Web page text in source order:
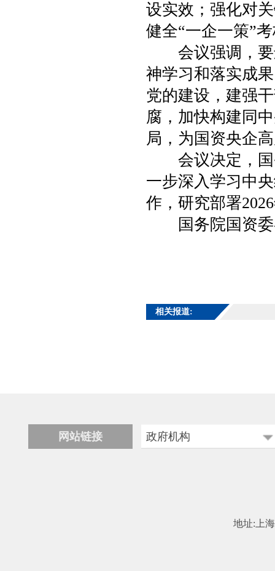
设实效；强化对
健全“一企一策”
会议强调，要
神学习和落实成
党的建设，建强
腐，加快构建同
局，为国资央企
会议决定，国
一步深入学习中
作，研究部署
国务院国资委
相关报道:
网站链接
政府机构
地址:上